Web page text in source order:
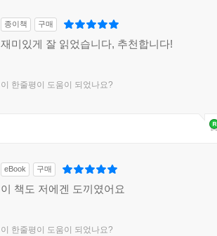
종이책 구매
재미있게 잘 읽었습니다, 추천합니다!
이 한줄평이 도움이 되었나요?
eBook 구매
이 책도 저에겐 도끼였어요
이 한줄평이 도움이 되었나요?